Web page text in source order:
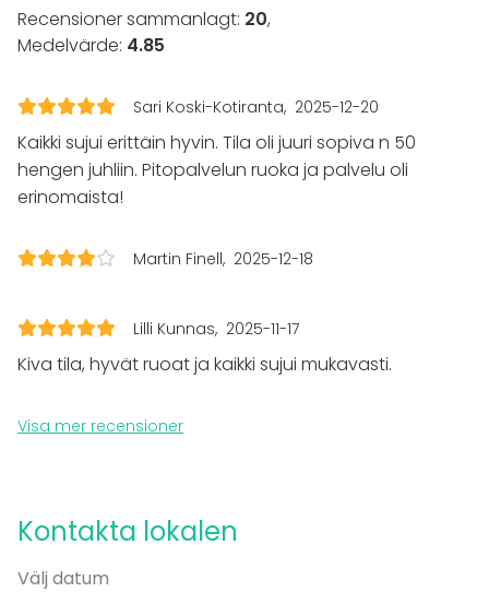
Lokal
Bankettsal
Terrass / Gårdsplan
Aktiviteter
Utomhusaktiviteter
Tilassa on hyvä akustiikka siksi puheäänentoistoa ei
tarvita.
siirtämällä pöytiä ja tuoleja viereiseen huoneeseen.
Soutupaviljongin vieressä sijaitsevat soutuseura
kirkkovenesoutuja!
GRILLIJUHLAT
Urbaanit grillijuhlat merinäköälalla
Laadukkaat kokoustarjoilut vaativaankin
makuun
Recensioner sammanlagt: 20,
Medelvärde: 4.85
Sari Koski-Kotiranta 2025-12-20
Kaikki sujui erittäin hyvin. Tila oli juuri sopiva n 50
hengen juhliin. Pitopalvelun ruoka ja palvelu oli
erinomaista!
Martin Finell 2025-12-18
Lilli Kunnas 2025-11-17
Kiva tila, hyvät ruoat ja kaikki sujui mukavasti.
Visa mer recensioner
Kontakta lokalen
Välj datum